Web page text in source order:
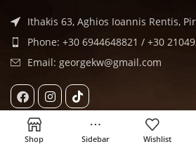
Ithakis 63, Aghios Ioannis Rentis,
Phone: +30 6944648821 / +30
Email: georgekw@gmail.com
Shop Sidebar Wishlist